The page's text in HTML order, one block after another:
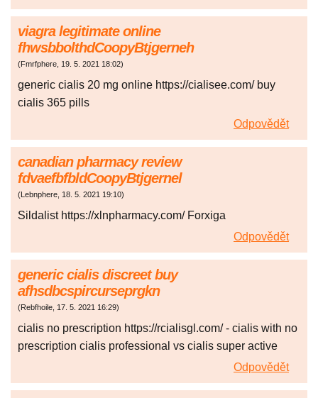
viagra legitimate online
fhwsbbolthdCoopyBtjgerneh
(Fmrfphere, 19. 5. 2021 18:02)
generic cialis 20 mg online https://cialisee.com/ buy
cialis 365 pills
Odpovědět
canadian pharmacy review
fdvaefbfbldCoopyBtjgernel
(Lebnphere, 18. 5. 2021 19:10)
Sildalist https://xlnpharmacy.com/ Forxiga
Odpovědět
generic cialis discreet buy
afhsdbcspircurseprgkn
(Rebfhoile, 17. 5. 2021 16:29)
cialis no prescription https://rcialisgl.com/ - cialis with no
prescription cialis professional vs cialis super active
Odpovědět